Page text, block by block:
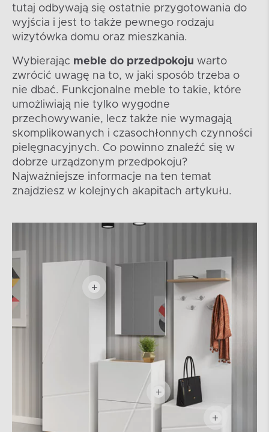
tutaj odbywają się ostatnie przygotowania do
wyjścia i jest to także pewnego rodzaju
wizytówka domu oraz mieszkania.
Wybierając meble do przedpokoju warto
zwrócić uwagę na to, w jaki sposób trzeba o
nie dbać. Funkcjonalne meble to takie, które
umożliwiają nie tylko wygodne
przechowywanie, lecz także nie wymagają
skomplikowanych i czasochłonnych czynności
pielęgnacyjnych. Co powinno znaleźć się w
dobrze urządzonym przedpokoju?
Najważniejsze informacje na ten temat
znajdziesz w kolejnych akapitach artykułu.